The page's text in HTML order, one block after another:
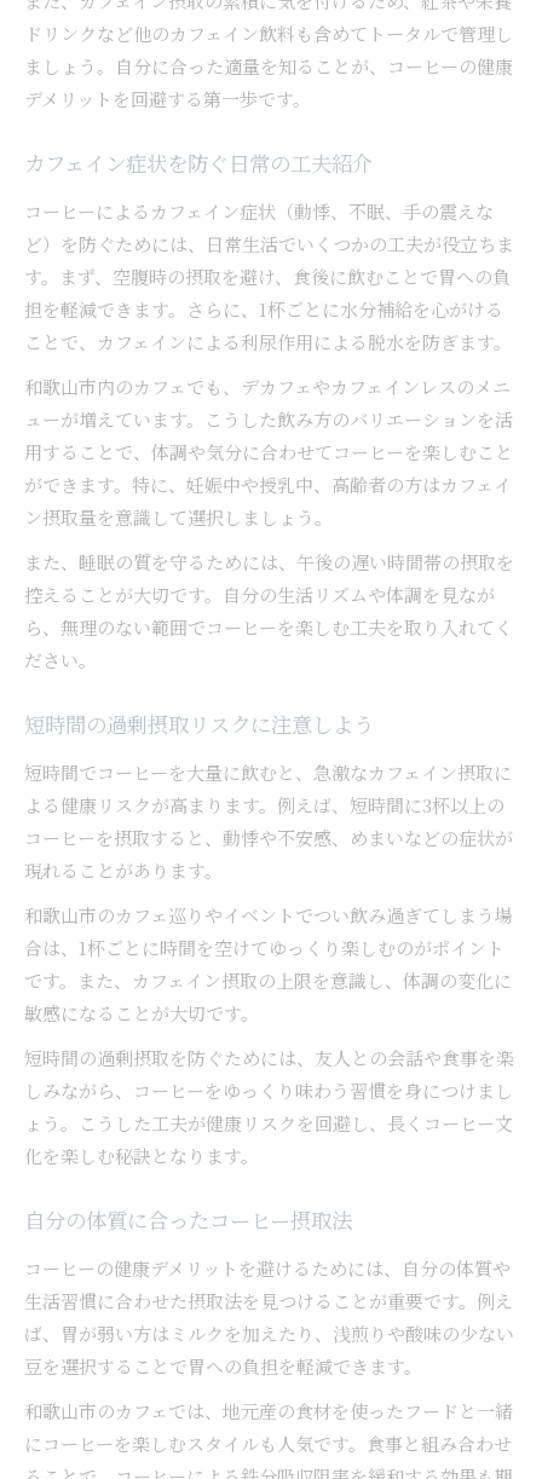
ドリンクなど他のカフェイン飲料も含めてトータルで管理し
ましょう。自分に合った適量を知ることが、コーヒーの健康
デメリットを回避する第一歩です。
カフェイン症状を防ぐ日常の工夫紹介
コーヒーによるカフェイン症状（動悸、不眠、手の震えな
ど）を防ぐためには、日常生活でいくつかの工夫が役立ちま
す。まず、空腹時の摂取を避け、食後に飲むことで胃への負
担を軽減できます。さらに、1杯ごとに水分補給を心がける
ことで、カフェインによる利尿作用による脱水を防ぎます。
和歌山市内のカフェでも、デカフェやカフェインレスのメニ
ューが増えています。こうした飲み方のバリエーションを活
用することで、体調や気分に合わせてコーヒーを楽しむこと
ができます。特に、妊娠中や授乳中、高齢者の方はカフェイ
ン摂取量を意識して選択しましょう。
また、睡眠の質を守るためには、午後の遅い時間帯の摂取を
控えることが大切です。自分の生活リズムや体調を見なが
ら、無理のない範囲でコーヒーを楽しむ工夫を取り入れてく
ださい。
短時間の過剰摂取リスクに注意しよう
短時間でコーヒーを大量に飲むと、急激なカフェイン摂取に
よる健康リスクが高まります。例えば、短時間に3杯以上の
コーヒーを摂取すると、動悸や不安感、めまいなどの症状が
現れることがあります。
和歌山市のカフェ巡りやイベントでつい飲み過ぎてしまう場
合は、1杯ごとに時間を空けてゆっくり楽しむのがポイント
です。また、カフェイン摂取の上限を意識し、体調の変化に
敏感になることが大切です。
短時間の過剰摂取を防ぐためには、友人との会話や食事を楽
しみながら、コーヒーをゆっくり味わう習慣を身につけまし
ょう。こうした工夫が健康リスクを回避し、長くコーヒー文
化を楽しむ秘訣となります。
自分の体質に合ったコーヒー摂取法
コーヒーの健康デメリットを避けるためには、自分の体質や
生活習慣に合わせた摂取法を見つけることが重要です。例え
ば、胃が弱い方はミルクを加えたり、浅煎りや酸味の少ない
豆を選択することで胃への負担を軽減できます。
和歌山市のカフェでは、地元産の食材を使ったフードと一緒
にコーヒーを楽しむスタイルも人気です。食事と組み合わせ